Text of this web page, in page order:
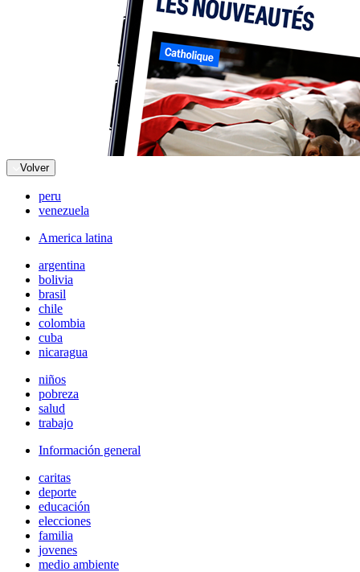
Volver
peru
venezuela
America latina
argentina
bolivia
brasil
chile
colombia
cuba
nicaragua
niños
pobreza
salud
trabajo
Información general
caritas
deporte
educación
elecciones
familia
jovenes
medio ambiente